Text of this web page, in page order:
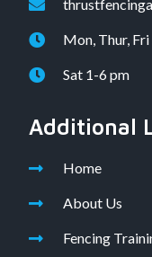
Mon, Thur,
Sat 1-6 pm
Additional
Home
About Us
Fencing